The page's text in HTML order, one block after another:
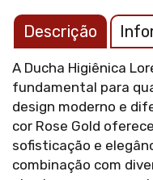
Descrição
A Ducha Higiênica
fundamental para
design moderno e
cor Rose Gold
sofisticação e
combinação com